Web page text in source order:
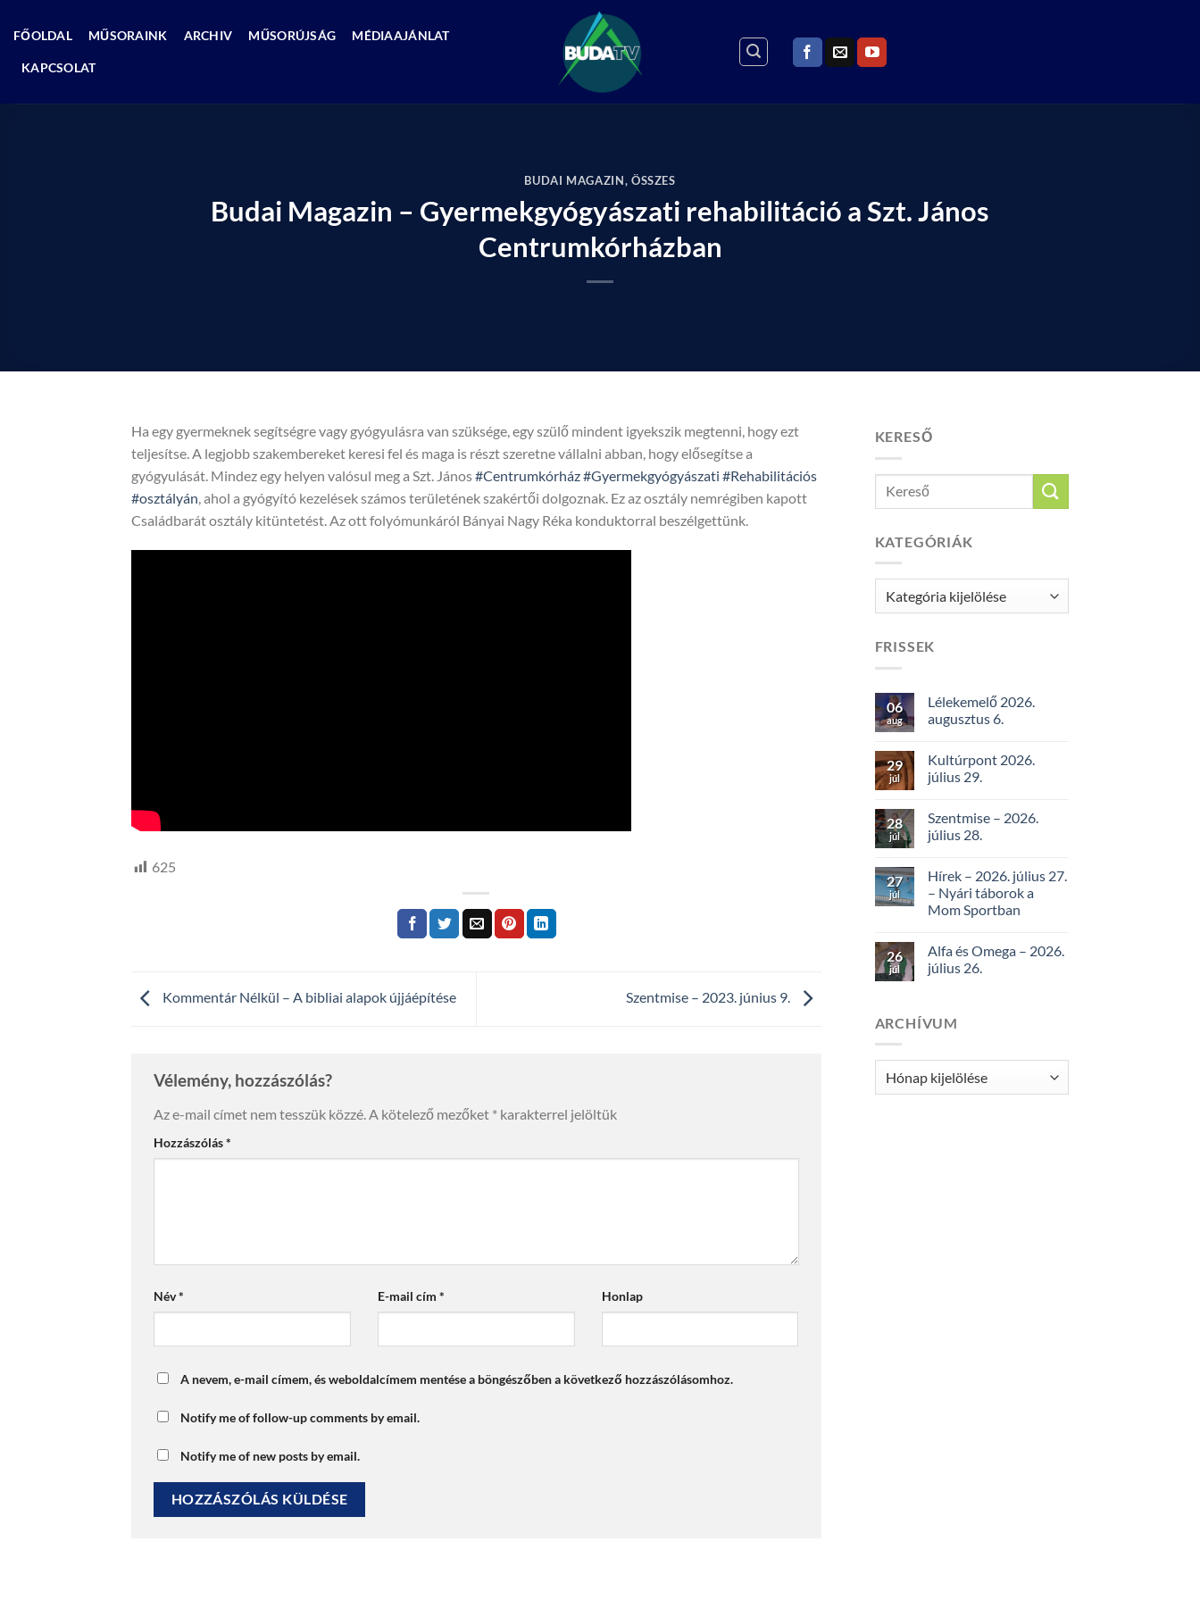
FŐOLDAL MŰSORAINK ARCHIV MŰSORÚJSÁG MÉDIAAJÁNLAT
KAPCSOLAT
BUDAI MAGAZIN, ÖSSZES
Budai Magazin – Gyermekgyógyászati rehabilitáció a Szt. János
Centrumkórházban
Ha egy gyermeknek segítségre vagy gyógyulásra van szüksége, egy szülő mindent igyekszik megtenni, hogy ezt
teljesítse. A legjobb szakembereket keresi fel és maga is részt szeretne vállalni abban, hogy elősegítse a
gyógyulását. Mindez egy helyen valósul meg a Szt. János#Centrumkórház#Gyermekgyógyászati #Rehabilitációs
#osztályán, ahol a gyógyító kezelések számos területének szakértői dolgoznak. Ez az osztály nemrégiben kapott
Családbarát osztály kitüntetést. Az ott folyómunkáról Bányai Nagy Réka konduktorral beszélgettünk.
625
Kommentár Nélkül – A bibliai alapok újjáépítése Szentmise – 2023. június 9.
Vélemény, hozzászólás?
Az e-mail címet nem tesszük közzé. A kötelező mezőket * karakterrel jelöltük
Hozzászólás*
Név* E-mail cím * Honlap
A nevem, e-mail címem, és weboldalcímem mentése a böngészőben a következő hozzászólásomhoz.
Notify me of follow-up comments by email.
Notify me of new posts by email.
KERESŐ
KATEGÓRIÁK
Kategóriák
FRISSEK
06
aug
Lélekemelő 2026.
augusztus 6.
29
júl
Kultúrpont 2026.
július 29.
28
júl
Szentmise – 2026.
július 28.
27
júl
Hírek – 2026. július 27.
– Nyári táborok a
Mom Sportban
26
júl
Alfa és Omega – 2026.
július 26.
ARCHÍVUM
Archívum